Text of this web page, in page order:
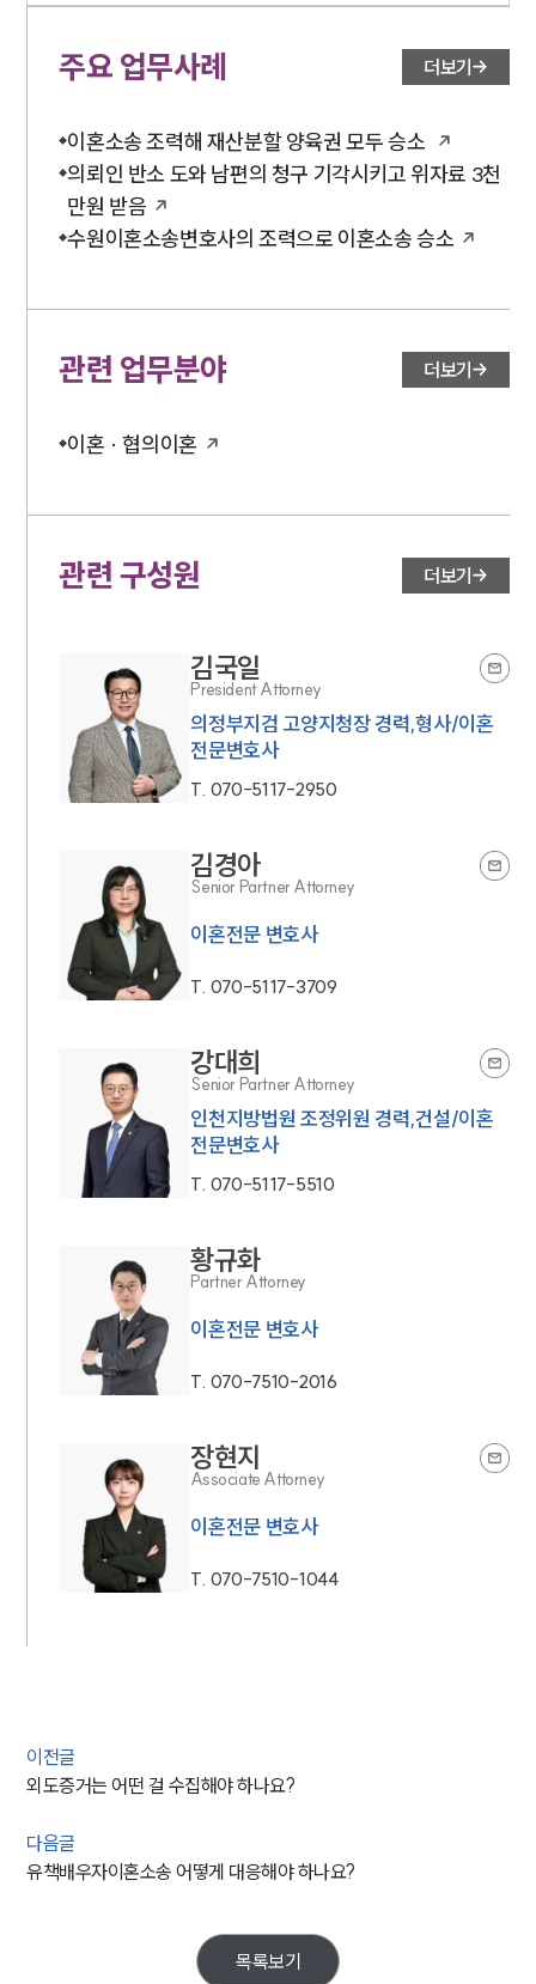
업무분야
전체
이혼 양육비계산기
상간자위자료계산기
이혼전문변호사
소식/자료
법률서식
대륜법률상담예약
주요 업무사례 더보기
이혼소송 조력해 재산분할 양육권 모두 승소
의뢰인 반소 도와 남편의 청구 기각시키고 위자료 3천
만원 받음
수원이혼소송변호사의 조력으로 이혼소송 승소
관련 업무분야 더보기
이혼 · 협의이혼
관련 구성원 더보기
김국일
President Attorney
의정부지검 고양지청장 경력,형사/이혼
전문변호사
T. 070-5117-2950
김경아
Senior Partner Attorney
이혼전문 변호사
T. 070-5117-3709
강대희
Senior Partner Attorney
인천지방법원 조정위원 경력,건설/이혼
전문변호사
T. 070-5117-5510
황규화
Partner Attorney
이혼전문 변호사
T. 070-7510-2016
장현지
Associate Attorney
이혼전문 변호사
T. 070-7510-1044
이전글
외도증거는 어떤 걸 수집해야 하나요?
다음글
유책배우자이혼소송 어떻게 대응해야 하나요?
목록보기